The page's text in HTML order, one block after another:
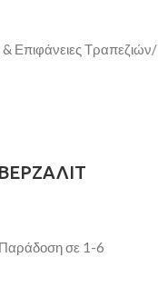
& Επιφάνειες Τραπεζιών/
σε 1-6